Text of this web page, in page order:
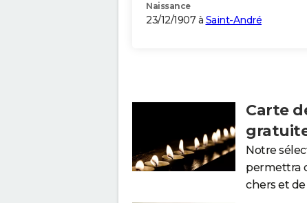
Naissance
23/12/1907 à Saint-André
Carte
Notre
permettra
chers et